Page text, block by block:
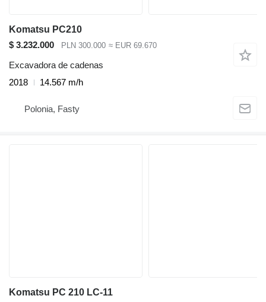
Komatsu PC210
$ 3.232.000
PLN 300.000 ≈ EUR 69.670
Excavadora de cadenas
2018
14.567 m/h
Polonia, Fasty
Komatsu PC 210 LC-11